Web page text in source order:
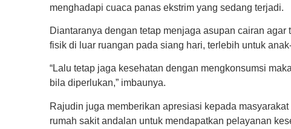
menghadapi cuaca panas ekstrim yang sedang terjadi.
Diantaranya dengan tetap menjaga asupan cairan
fisik di luar ruangan pada siang hari, terlebih untuk
“Lalu tetap jaga kesehatan dengan mengkonsumsi
bila diperlukan,” imbaunya.
Rajudin juga memberikan apresiasi kepada
rumah sakit andalan untuk mendapatkan pelayanan